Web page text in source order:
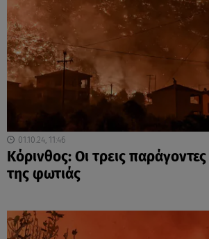
01.10.24, 11:46
Κόρινθος: Οι τρεις
της φωτιάς